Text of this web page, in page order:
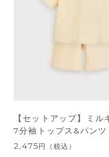
【セットアップ】ミル
7分袖トップス&パンツ
2,475円 （税込）